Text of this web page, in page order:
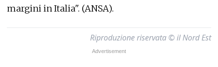
margini in Italia". (ANSA).
Riproduzione riservata © il Nord Est